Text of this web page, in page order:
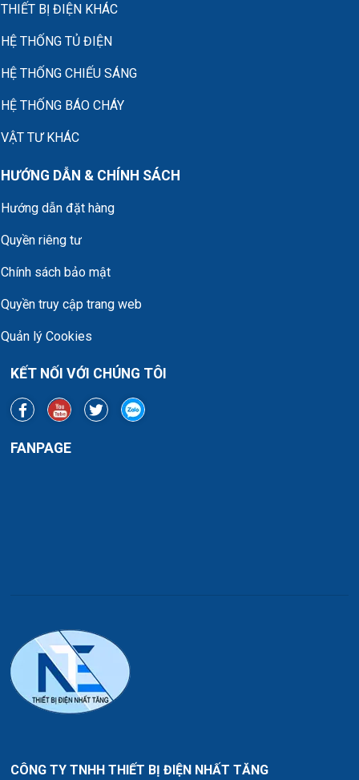
THIẾT BỊ ĐIỆN KHÁC
HỆ THỐNG TỦ ĐIỆN
HỆ THỐNG CHIẾU SÁNG
HỆ THỐNG BÁO CHÁY
VẬT TƯ KHÁC
HƯỚNG DẪN & CHÍNH SÁCH
Hướng dẫn đặt hàng
Quyền riêng tư
Chính sách bảo mật
Quyền truy cập trang web
Quản lý Cookies
KẾT NỐI VỚI CHÚNG TÔI
FANPAGE
CÔNG TY TNHH THIẾT BỊ ĐIỆN NHẤT TĂNG